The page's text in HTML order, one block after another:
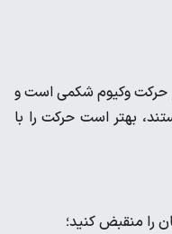
حرکت وکیوم شکمی است و
بهتر است حرکت را با
را منقبض کنید؛